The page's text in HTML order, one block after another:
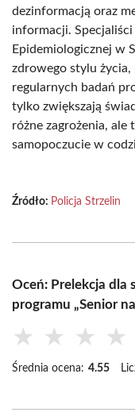
dezinformacją oraz
informacji.
Epidemiologicznej w
zdrowego stylu
regularnych badań
tylko zwiększają
różne zagrożenia, ale
samopoczucie w
Źródło: Policja Strzelin
Oceń: Prelekcja dla
programu „Senior
★ ★ ★ ★
Średnia ocena: 4.55